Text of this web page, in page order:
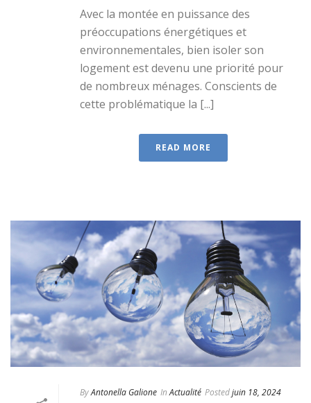
Avec la montée en puissance des
préoccupations énergétiques et
environnementales, bien isoler son
logement est devenu une priorité pour
de nombreux ménages. Conscients de
cette problématique la [...]
READ MORE
ByAntonella Galione In Actualité Postedjuin 18, 2024